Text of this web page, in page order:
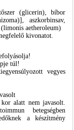
(glicerin), bíbor
aszkorbinsav,
aetheroleum)
kivonatot.
túl!
vegyes
alatt nem javasolt.
betegségben
a készítmény